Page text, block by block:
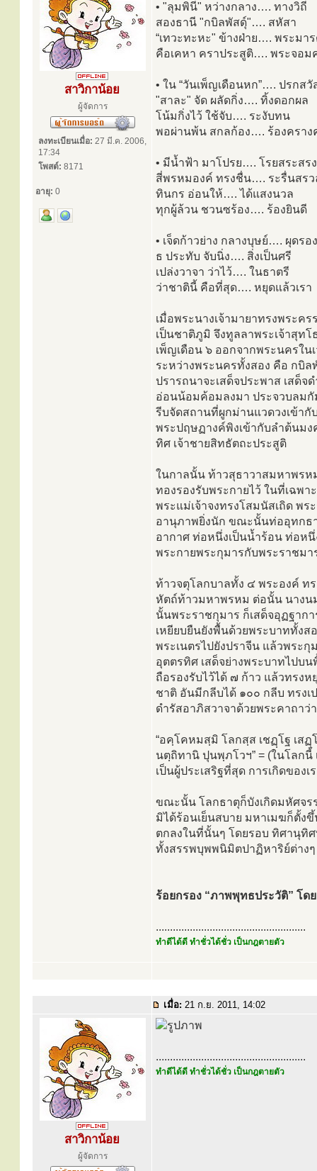
สาวิกาน้อย
ผู้จัดการ
ลงทะเบียนเมื่อ: 27 มี.ค. 2006,
17:34
โพสต์: 8171
อายุ: 0
• "ลุมพินี" หว่างกลาง…. ทางวิถี
สองธานี "กบิลพัสดุ์"…. สหัสา
“เทวะทะหะ" ข้างฝ่าย…. พระมา
คือเคหา คราประสูติ…. พระจอม
• ใน “วันเพ็ญเดือนหก”…. ปรกสวั
"สาละ" จัด ผลัดกิ่ง…. ทิ้งดอกผล
โน้มกิ่งไว้ ใช้จับ…. ระงับทน
พอผ่านพ้น สกลก้อง…. ร้องครา
• มีน้ำฟ้า มาโปรย…. โรยสระสรง
สี่พรหมองค์ ทรงชื่น…. ระรื่นสรว
ทินกร อ่อนให้…. ได้แสงนวล
ทุกผู้ล้วน ชวนซร้อง…. ร้องยินดี
• เจ็ดก้าวย่าง กลางบุษย์…. ผุดรอ
ธ ประทับ จับนิ่ง…. สิ่งเป็นศรี
เปล่งวาจา ว่าไว้…. ในธาตรี
ว่าชาตินี้ คือที่สุด…. หยุดแล้วเรา
เมื่อพระนางเจ้ามายาทรงพระค
เป็นชาติภูมิ จึงทูลลาพระเจ้าสุท
เพ็ญเดือน ๖ ออกจากพระนครใน
ระหว่างพระนครทั้งสอง คือ กบิ
ปรารถนาจะเสด็จประพาส เสด็
อ่อนน้อมค้อมลงมา ประจวบลมกั
รีบจัดสถานที่ผูกม่านแวดวงเข้ากั
พระปฤษฏางค์พิงเข้ากับลำต้นม
ทิศ เจ้าชายสิทธัตถะประสูติ
ในกาลนั้น ท้าวสุธาวาสมหาพรห
ทองรองรับพระกายไว้ ในที่เฉพ
พระแม่เจ้าจงทรงโสมนัสเถิด พ
อานุภาพยิ่งนัก ขณะนั้นท่ออุทกธ
อากาศ ท่อหนึ่งเป็นน้ำร้อน ท่อหนึ่
พระกายพระกุมารกับพระราชมา
ท้าวจตุโลกบาลทั้ง ๔ พระองค์ ท
หัตถ์ท้าวมหาพรหม ต่อนั้น นางน
นั้นพระราชกุมาร ก็เสด็จอุฏฐาก
เหยียบยืนยังพื้นด้วยพระบาททั้งส
พระเนตรไปยังปราจีน แล้วพระ
อุตตรทิศ เสด็จย่างพระบาทไปบ
ถือรองรับไว้ได้ ๗ ก้าว แล้วทรง
ชาติ อันมีกลีบได้ ๑๐๐ กลีบ ทรงเ
ดำรัสอาภิสวาจาด้วยพระคาถาว่า
“อคฺโคหมสฺมิ โลกสฺส เชฏฺโฐ เส
นตฺถิทานิ ปุนพฺภโวฯ” = (ในโลกนี้
เป็นผู้ประเสริฐที่สุด การเกิดของ
ขณะนั้น โลกธาตุก็บังเกิดมหัศจ
มิได้ร้อนเย็นสบาย มหาเมฆก็ตั้ง
ตกลงในที่นั้นๆ โดยรอบ ทิศานุทิ
ทั้งสรรพบุพพนิมิตปาฏิหาริย์ต่าง
ร้อยกรอง “ภาพพุทธประวัติ” โด
.....................................................
ทำดีได้ดี ทำชั่วได้ชั่ว เป็นกฎตายตัว
เมื่อ: 21 ก.ย. 2011, 14:02
สาวิกาน้อย
ผู้จัดการ
.....................................................
ทำดีได้ดี ทำชั่วได้ชั่ว เป็นกฎตายตัว